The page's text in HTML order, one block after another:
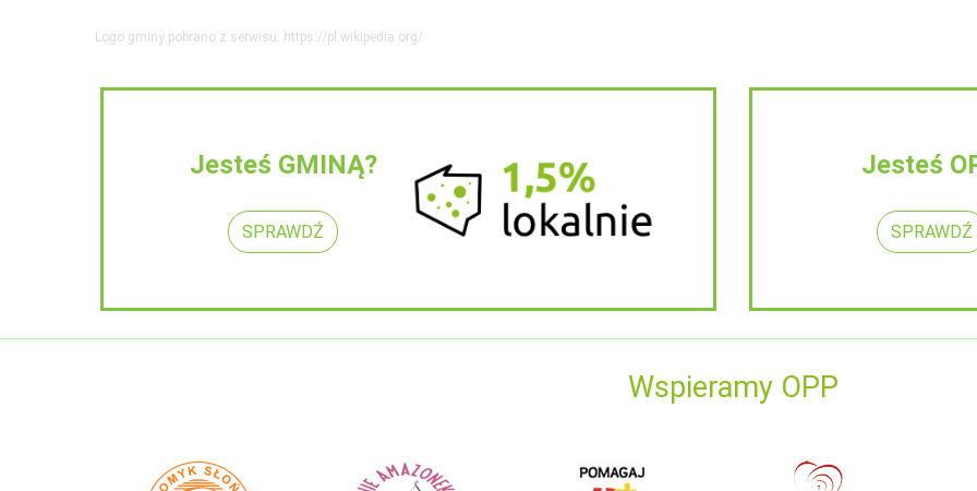
Logo gminy pobrano z serwisu: https://pl.wikipedia.org/
Jesteś GMINĄ?
SPRAWDŹ
Jesteś
SPRAWDŹ
Wspieramy OPP